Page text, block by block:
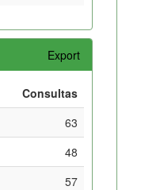
Export
Consultas
63
48
57